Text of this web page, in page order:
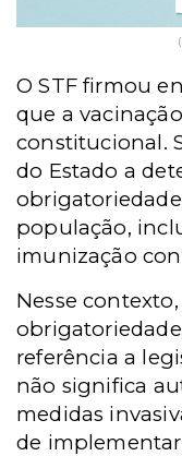
O STF firmou
que a
constitucional.
do Estado a
população,
imunização
Nesse
referência a
não significa
medidas
de